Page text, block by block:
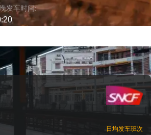
发车时间:
日均发车班次